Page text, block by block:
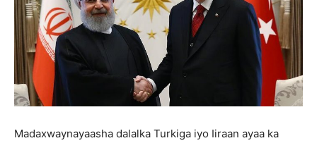
Madaxwaynayaasha dalalka Turkiga iyo Iiraan ayaa ka